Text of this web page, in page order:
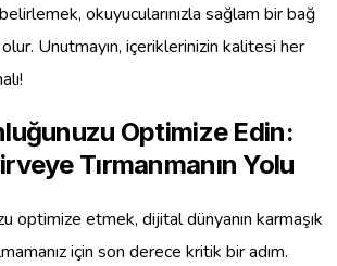
belirlemek, okuyucularınızla sağlam bir bağ
olur. Unutmayın, içeriklerinizin kalitesi her
Optimize Edin:
Tırmanmanın Yolu
optimize etmek, dijital dünyanın karmaşık
için son derece kritik bir adım.